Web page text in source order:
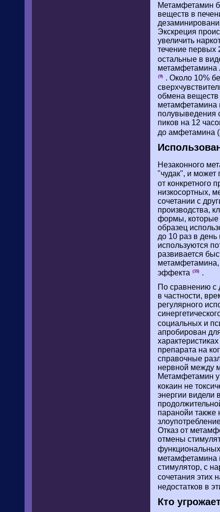
Метамфетамин
веществ в
Экскреция
увеличить
течение первых
остальные в
метамфетамина
(9)
. Около 10%
обмена
метамфетамина
полувыведения
пиков на 12
до амфетамина
Незаконного
"чудак", и может
от конкретного
низкосортных,
сочетании с
производства,
формы, которые
образец
до 10 раз в
используются
развивается
метамфетамина,
эффекта (15)
.
По сравнению с
в частности,
регулярного
социальных и
апробирован
препарата на
справочные
нервной между
Метамфетамин
кокаин не
энергии видели
паранойи также
Отказ от
отмены
метамфетамина
стимулятор, с
сочетания этих
недостатков в
Кто